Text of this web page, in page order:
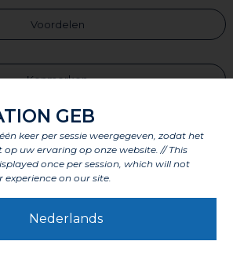
Voordelen
Kenmerken
Onderdelen
Waarschuwingen
GEB
keer per sessie weergegeven, zodat het
op uw ervaring op onze website. // This
once per session, which will not
on our site.
Nederlands